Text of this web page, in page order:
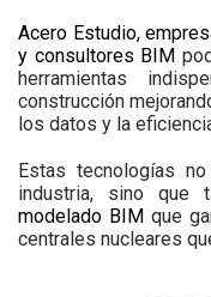
Acero Estudio,
y consultores BIM
herramientas
construcción
los datos y la
Estas tecnologías
industria, sino que
modelado BIM que
centrales nucleares